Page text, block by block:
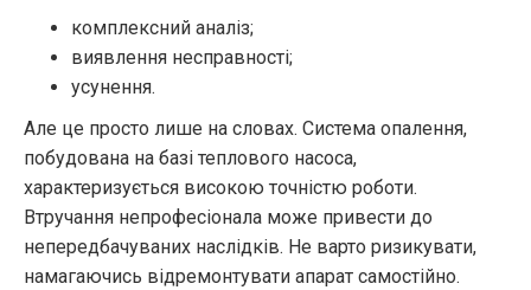
комплексний аналіз;
виявлення несправності;
усунення.
Але це просто лише на словах. Система опалення,
побудована на базі теплового насоса,
характеризується високою точністю роботи.
Втручання непрофесіонала може привести до
непередбачуваних наслідків. Не варто ризикувати,
намагаючись відремонтувати апарат самостійно.